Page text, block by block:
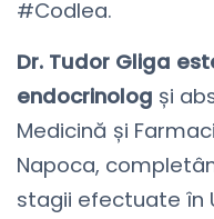
#Codlea.
Dr. Tudor Gliga
endocrinolog și
Medicină și
Napoca,
stagii efectuate în